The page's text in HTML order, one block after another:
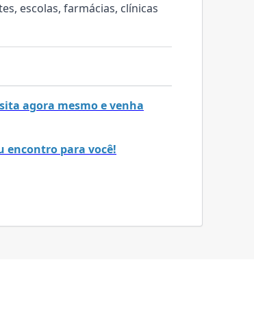
escolas, farmácias, clínicas
agora mesmo e venha
encontro para você!